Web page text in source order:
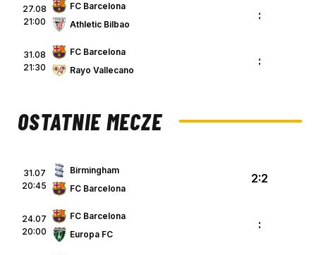
27.08
21:00
FC Barcelona
Athletic Bilbao
:
31.08
21:30
FC Barcelona
Rayo Vallecano
:
OSTATNIE MECZE
31.07
20:45
Birmingham
FC Barcelona
2:2
24.07
20:00
FC Barcelona
Europa FC
: